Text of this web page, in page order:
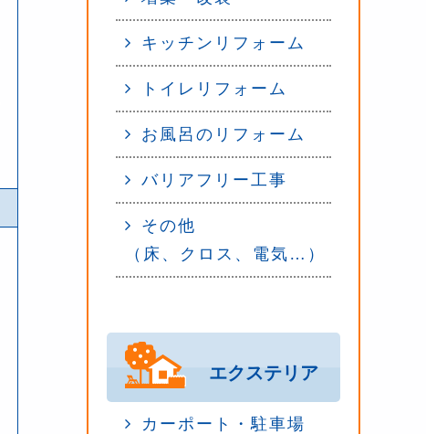
キッチンリフォーム
トイレリフォーム
お風呂のリフォーム
バリアフリー工事
その他
（床、クロス、電気…）
エクステリア
カーポート・駐車場